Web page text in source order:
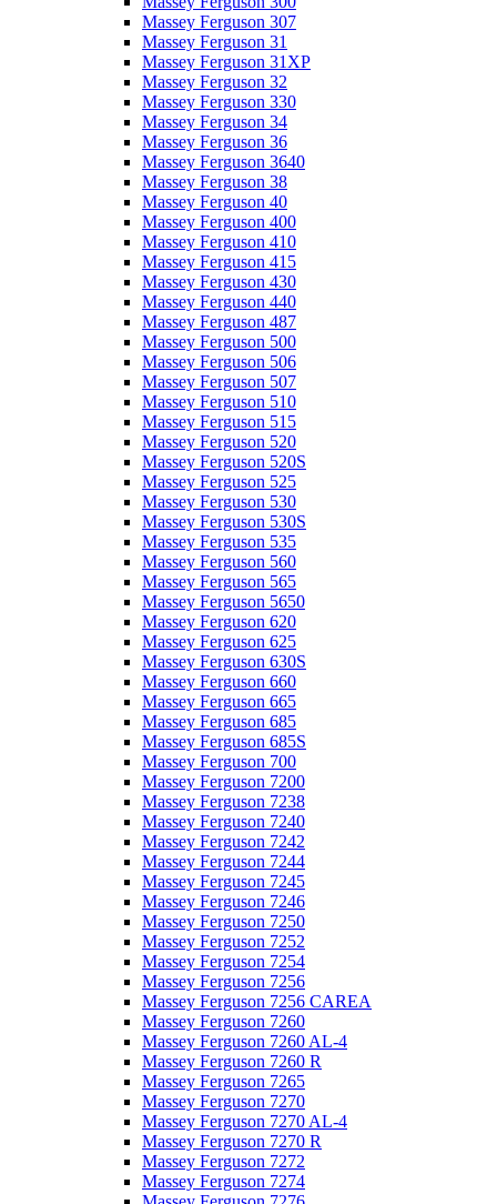
Massey Ferguson 307
Massey Ferguson 31
Massey Ferguson 31XP
Massey Ferguson 32
Massey Ferguson 330
Massey Ferguson 34
Massey Ferguson 36
Massey Ferguson 3640
Massey Ferguson 38
Massey Ferguson 40
Massey Ferguson 400
Massey Ferguson 410
Massey Ferguson 415
Massey Ferguson 430
Massey Ferguson 440
Massey Ferguson 487
Massey Ferguson 500
Massey Ferguson 506
Massey Ferguson 507
Massey Ferguson 510
Massey Ferguson 515
Massey Ferguson 520
Massey Ferguson 520S
Massey Ferguson 525
Massey Ferguson 530
Massey Ferguson 530S
Massey Ferguson 535
Massey Ferguson 560
Massey Ferguson 565
Massey Ferguson 5650
Massey Ferguson 620
Massey Ferguson 625
Massey Ferguson 630S
Massey Ferguson 660
Massey Ferguson 665
Massey Ferguson 685
Massey Ferguson 685S
Massey Ferguson 700
Massey Ferguson 7200
Massey Ferguson 7238
Massey Ferguson 7240
Massey Ferguson 7242
Massey Ferguson 7244
Massey Ferguson 7245
Massey Ferguson 7246
Massey Ferguson 7250
Massey Ferguson 7252
Massey Ferguson 7254
Massey Ferguson 7256
Massey Ferguson 7256 CAREA
Massey Ferguson 7260
Massey Ferguson 7260 AL-4
Massey Ferguson 7260 R
Massey Ferguson 7265
Massey Ferguson 7270
Massey Ferguson 7270 AL-4
Massey Ferguson 7270 R
Massey Ferguson 7272
Massey Ferguson 7274